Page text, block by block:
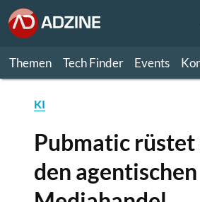
Themen Tech Finder Events
KI
Pubmatic
den agentischen